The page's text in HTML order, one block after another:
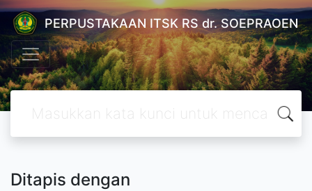
PERPUSTAKAAN ITSK RS dr. SOEPRAOEN
Ditapis dengan